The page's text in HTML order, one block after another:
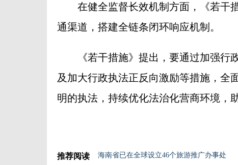
在健全监督长效机制方面，《若干
通渠道，搭建全链条闭环响应机制。
《若干措施》提出，要通过加强行政
及加大行政执法正反向激励等措施，全
明的执法，持续优化法治化营商环境，
推荐阅读 海南省已在全球设立46个旅游推广办事处